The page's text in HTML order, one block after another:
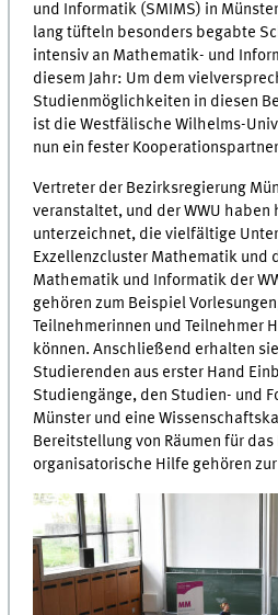
und Informatik (SMIMS) in
lang tüfteln besonders begabte
intensiv an Mathematik- und
diesem Jahr: Um dem
Studienmöglichkeiten in diesen
ist die Westfälische Wilhelms-
nun ein fester
Vertreter der Bezirksregierung
veranstaltet, und der WWU haben
unterzeichnet, die vielfältige
Exzellenzcluster Mathematik und
Mathematik und Informatik der
gehören zum Beispiel
Teilnehmerinnen und Teilnehmer
können. Anschließend erhalten
Studierenden aus erster Hand
Studiengänge, den Studien- und
Münster und eine
Bereitstellung von Räumen für
organisatorische Hilfe gehören